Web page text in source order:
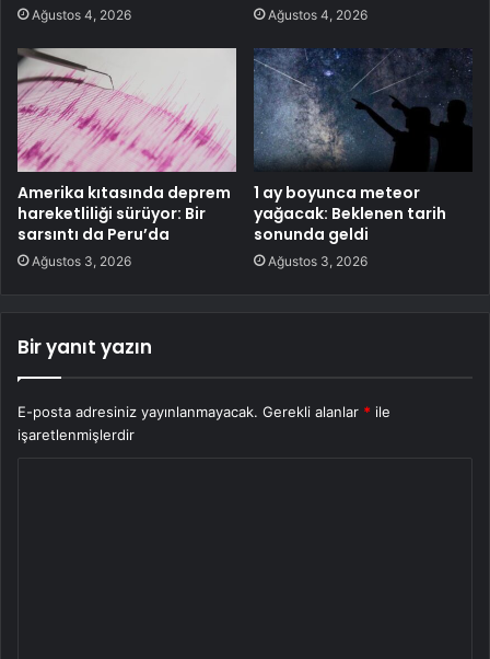
Ağustos 4, 2026 Ağustos 4, 2026
Amerika kıtasında deprem
hareketliliği sürüyor: Bir
sarsıntı da Peru’da
Ağustos 3, 2026
1 ay boyunca meteor
yağacak: Beklenen tarih
sonunda geldi
Ağustos 3, 2026
Bir yanıt yazın
E-posta adresiniz yayınlanmayacak. Gerekli alanlar * ile
işaretlenmişlerdir